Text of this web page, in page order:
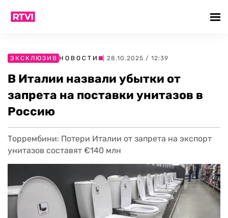
ЭКСКЛЮЗИВ НОВОСТИ | 28.10.2025 / 12:39
В Италии назвали убытки от
запрета на поставки унитазов в
Россию
Торрембини: Потери Италии от запрета на экспорт
унитазов составят €140 млн